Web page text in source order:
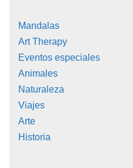
Mandalas
Art Therapy
Eventos especiales
Animales
Naturaleza
Viajes
Arte
Historia